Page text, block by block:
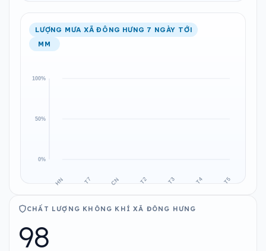
LƯỢNG MƯA XÃ ĐÔNG HƯNG 7 NGÀY TỚI
MM
CHẤT LƯỢNG KHÔNG KHÍ XÃ ĐÔNG HƯNG
98